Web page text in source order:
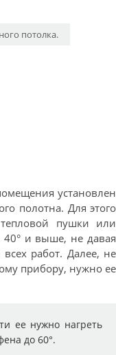
потолка.
установлен
полотна. Для этого
пушки или
40° и выше, не давая
работ. Далее, не
прибору, нужно ее
ее нужно нагреть
до 60°.